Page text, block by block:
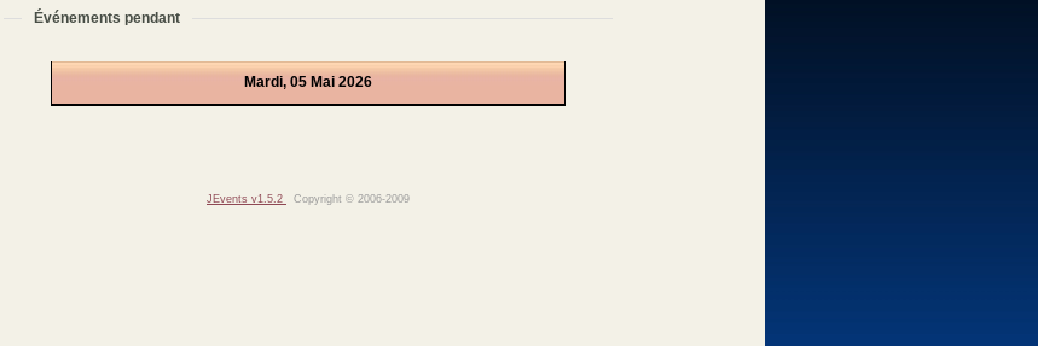
Événements pendant
Mardi, 05 Mai 2026
JEvents v1.5.2 Copyright © 2006-2009